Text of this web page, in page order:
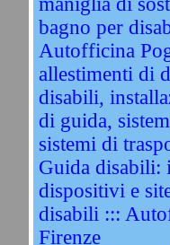
bagno per
Autofficina
allestimenti di
disabili,
di guida,
sistemi di
Guida disabili:
dispositivi e
disabili :::
Firenze